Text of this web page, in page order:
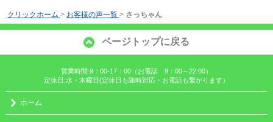
クリックホーム > お客様の声一覧 > さっちゃん
ページトップに戻る
営業時間:9：00-17：00（お電話 9：00～22:00）
定休日:水・木曜日(定休日も随時対応・お電話も繋がります）
ホーム